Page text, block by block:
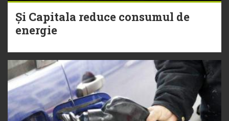
Și Capitala reduce consumul de
energie